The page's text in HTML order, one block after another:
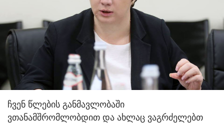
ჩვენ წლების განმავლობაში
ვთანამშრომლობდით და ახლაც ვაგრძელებთ